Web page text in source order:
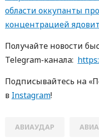
области оккупанты
концентрацией
Получайте новости
Telegram-кaнaлa:
Пoдписывaйтесь нa
в Instagram!
АВИАУДАР